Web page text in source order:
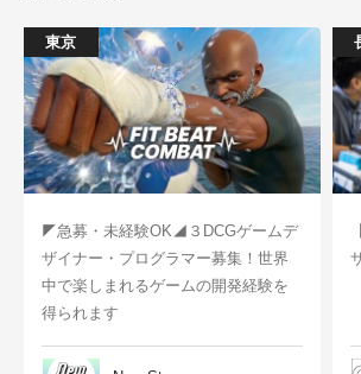
東京
◤急募・未経験OK◢３DCGゲームデ
ザイナー・プログラマー募集！世界
中で楽しまれるゲームの開発経験を
得られます